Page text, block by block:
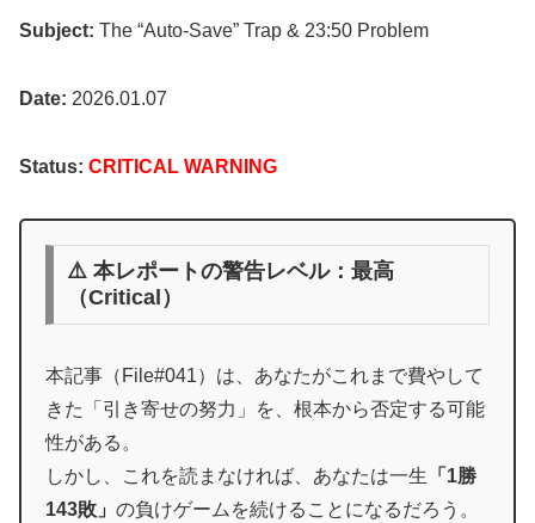
Subject: The “Auto-Save” Trap & 23:50 Problem
Date: 2026.01.07
Status: CRITICAL WARNING
⚠️ 本レポートの警告レベル：最高
（Critical）
本記事（File#041）は、あなたがこれまで費やして
きた「引き寄せの努力」を、根本から否定する可能
性がある。
しかし、これを読まなければ、あなたは一生 「1勝
143敗」 の負けゲームを続けることになるだろう。